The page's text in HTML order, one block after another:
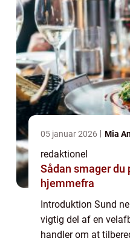
05 januar 2026 Mia
redaktionel
Sådan smager du
hjemmefra
Introduktion Sund
vigtig del af en
handler om at